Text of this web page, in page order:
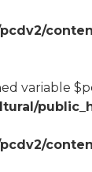
variable